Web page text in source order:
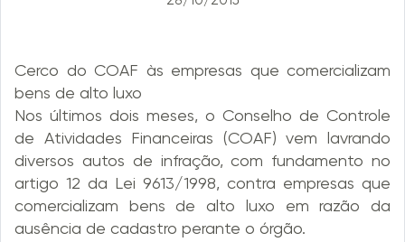
Cerco do COAF às empresas que comercializam
bens de alto luxo
Nos últimos dois meses, o Conselho de Controle
de Atividades Financeiras (COAF) vem lavrando
diversos autos de infração, com fundamento no
artigo 12 da Lei 9613/1998, contra empresas que
comercializam bens de alto luxo em razão da
ausência de cadastro perante o órgão.